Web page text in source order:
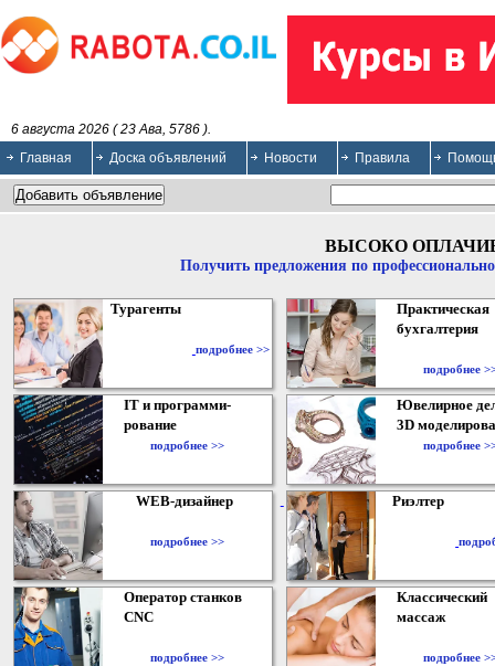
6 августа 2026 ( 23 Ава, 5786 ).
Главная
Доска объявлений Новости Правила
ВЫСОКО
Получить предложения по
Турагенты
подробнее >>
Практическая
бухгалтерия
подробнее
IT и программи-
рование
подробнее >>
Ювелирное
3D
подробнее
WEB-дизайнер
подробнее >>
Риэлтер
Оператор станков
CNC
подробнее >>
Классический
массаж
подробнее